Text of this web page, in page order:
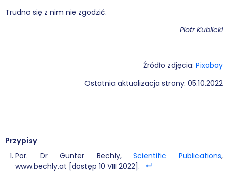
Trudno się z nim nie zgodzić.
Piotr Kublicki
Źródło zdjęcia: Pixabay
Ostatnia aktualizacja strony: 05.10.2022
Przypisy
Por. Dr Günter Bechly,Scientific Publications,
www.bechly.at [dostęp 10 VIII 2022].